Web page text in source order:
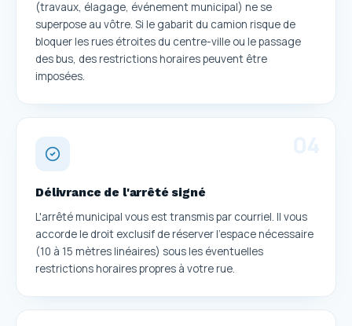
(travaux, élagage, événement municipal) ne se
superpose au vôtre. Si le gabarit du camion risque de
bloquer les rues étroites du centre-ville ou le passage
des bus, des restrictions horaires peuvent être
imposées.
Délivrance de l'arrêté signé
L'arrêté municipal vous est transmis par courriel. Il vous
accorde le droit exclusif de réserver l'espace nécessaire
(10 à 15 mètres linéaires) sous les éventuelles
restrictions horaires propres à votre rue.